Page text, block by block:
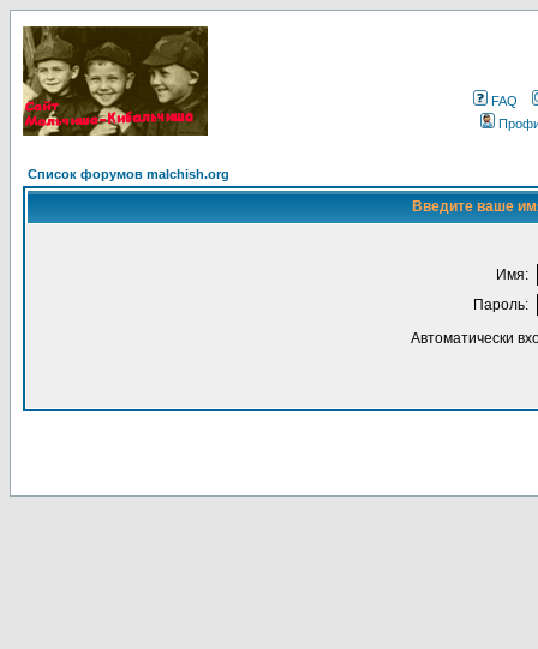
FAQ
Список форумов malchish.org
Введите ваше
Имя:
Пароль:
Автоматически